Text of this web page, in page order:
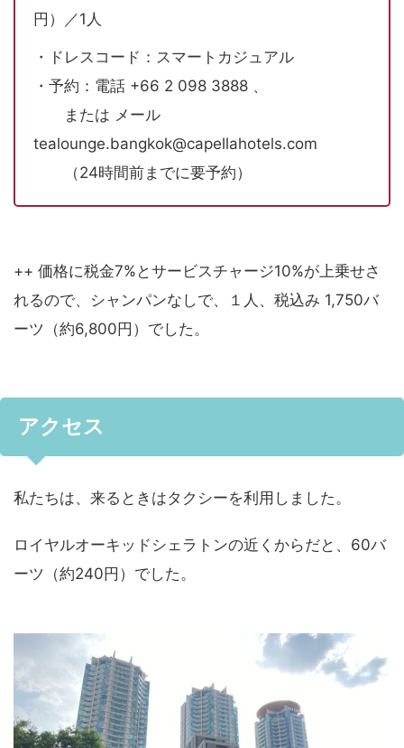
円）／1人
・ドレスコード：スマートカジュアル
・予約：電話 +66 2 098 3888 、
または メール
tealounge.bangkok@capellahotels.com
（24時間前までに要予約）
++ 価格に税金7%とサービスチャージ10%が上乗せさ
れるので、シャンパンなしで、１人、税込み 1,750バ
ーツ（約6,800円）でした。
アクセス
私たちは、来るときはタクシーを利用しました。
ロイヤルオーキッドシェラトンの近くからだと、60バ
ーツ（約240円）でした。